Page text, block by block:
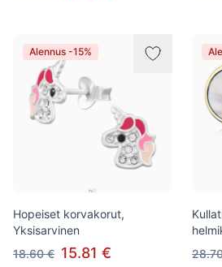
Alennus -15%
Hopeiset korvakorut,
Yksisarvinen
18.60 € 15.81 €